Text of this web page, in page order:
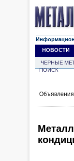
НОВОСТИ
ЧЕРНЫЕ
ПОИСК